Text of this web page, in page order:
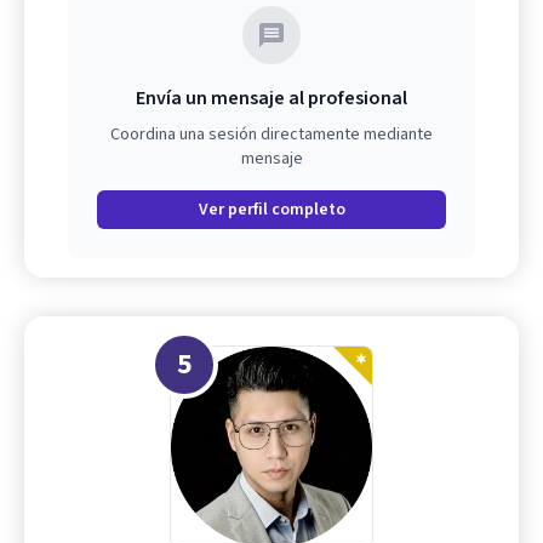
Envía un mensaje al profesional
Coordina una sesión directamente mediante
mensaje
Ver perfil completo
5